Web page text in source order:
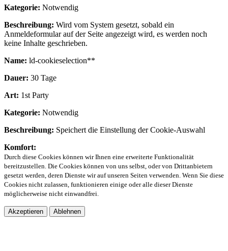
Kategorie: Notwendig
Beschreibung: Wird vom System gesetzt, sobald ein
Anmeldeformular auf der Seite angezeigt wird, es werden noch
keine Inhalte geschrieben.
Name: ld-cookieselection**
Dauer: 30 Tage
Art: 1st Party
Kategorie: Notwendig
Beschreibung: Speichert die Einstellung der Cookie-Auswahl
Komfort:
Durch diese Cookies können wir Ihnen eine erweiterte Funktionalität
bereitzustellen. Die Cookies können von uns selbst, oder von Drittanbietern
gesetzt werden, deren Dienste wir auf unseren Seiten verwenden. Wenn Sie diese
Cookies nicht zulassen, funktionieren einige oder alle dieser Dienste
möglicherweise nicht einwandfrei.
Akzeptieren Ablehnen